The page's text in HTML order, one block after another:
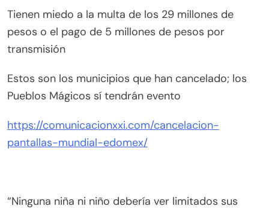
Tienen miedo a la multa de los 29 millones de
pesos o el pago de 5 millones de pesos por
transmisión
Estos son los municipios que han cancelado; los
Pueblos Mágicos sí tendrán evento
https://comunicacionxxi.com/cancelacion-
pantallas-mundial-edomex/
“Ninguna niña ni niño debería ver limitados sus